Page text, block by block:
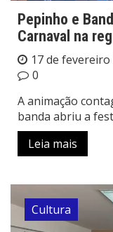
Pepinho e
Carnaval na
17 de fevereiro
0
A animação
banda abriu a
Leia mais
Cultura